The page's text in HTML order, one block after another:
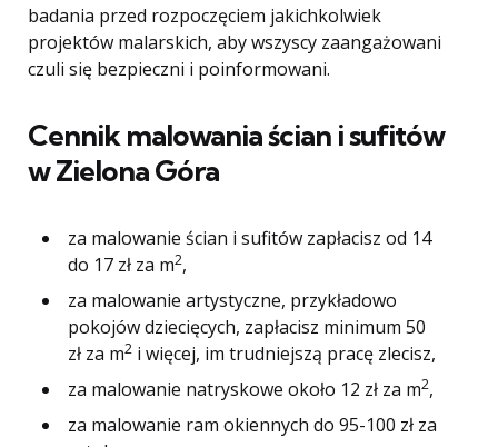
badania przed rozpoczęciem jakichkolwiek
projektów malarskich, aby wszyscy zaangażowani
czuli się bezpieczni i poinformowani.
Cennik malowania ścian i sufitów
w Zielona Góra
za malowanie ścian i sufitów zapłacisz od 14
do 17 zł za m2,
za malowanie artystyczne, przykładowo
pokojów dziecięcych, zapłacisz minimum 50
zł za m2 i więcej, im trudniejszą pracę zlecisz,
za malowanie natryskowe około 12 zł za m2,
za malowanie ram okiennych do 95-100 zł za